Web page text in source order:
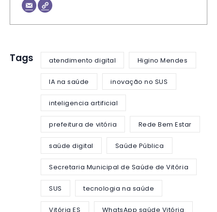
Tags atendimento digital Higino Mendes
IA na saúde inovação no SUS
inteligencia artificial
prefeitura de vitória Rede Bem Estar
saúde digital Saúde Pública
Secretaria Municipal de Saúde de Vitória
SUS tecnologia na saúde
Vitória ES WhatsApp saúde Vitória